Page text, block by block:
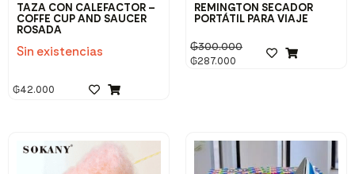
TAZA CON CALEFACTOR –
COFFE CUP AND SAUCER
ROSADA
Sin existencias
₲42.000
REMINGTON SECADOR
PORTÁTIL PARA VIAJE
₲300.000
₲287.000